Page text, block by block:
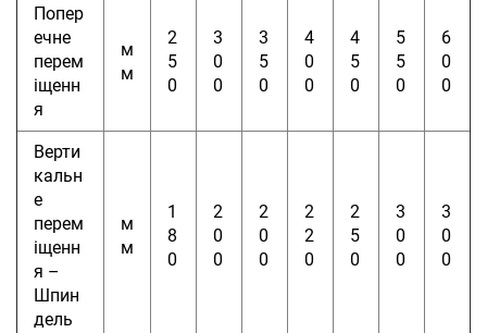
Попер
ечне
перем
іщенн
я
м
м
2
5
0
3
0
0
3
5
0
4
0
0
4
5
0
5
5
0
6
0
0
Верти
кальн
е
перем
іщенн
я –
Шпин
дель
м
м
1
8
0
2
0
0
2
0
0
2
2
0
2
5
0
3
0
0
3
0
0